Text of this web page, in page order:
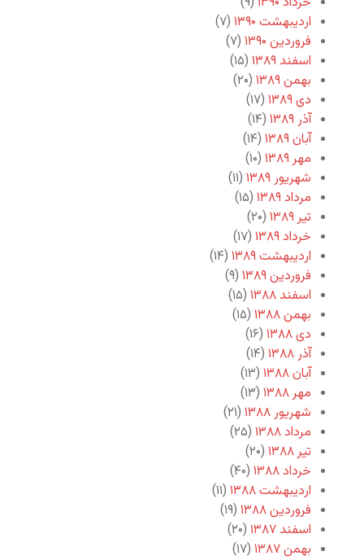
اردیبهشت ۱۳۹۰
(۷)
فروردین ۱۳۹۰
(۷)
اسفند ۱۳۸۹
(۱۵)
بهمن ۱۳۸۹
(۲۰)
دی ۱۳۸۹
(۱۷)
آذر ۱۳۸۹
(۱۴)
آبان ۱۳۸۹
(۱۴)
مهر ۱۳۸۹
(۱۰)
شهریور ۱۳۸۹
(۱۱)
مرداد ۱۳۸۹
(۱۵)
تیر ۱۳۸۹
(۲۰)
خرداد ۱۳۸۹
(۱۷)
اردیبهشت ۱۳۸۹
(۱۴)
فروردین ۱۳۸۹
(۹)
اسفند ۱۳۸۸
(۱۵)
بهمن ۱۳۸۸
(۱۵)
دی ۱۳۸۸
(۱۶)
آذر ۱۳۸۸
(۱۴)
آبان ۱۳۸۸
(۱۳)
مهر ۱۳۸۸
(۱۳)
شهریور ۱۳۸۸
(۲۱)
مرداد ۱۳۸۸
(۲۵)
تیر ۱۳۸۸
(۲۰)
خرداد ۱۳۸۸
(۴۰)
اردیبهشت ۱۳۸۸
(۱۱)
فروردین ۱۳۸۸
(۱۹)
اسفند ۱۳۸۷
(۲۰)
بهمن ۱۳۸۷
(۱۷)